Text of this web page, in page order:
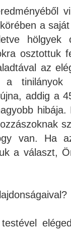
a
hölgyek
az
a
addig a
van. Ha
a választ,